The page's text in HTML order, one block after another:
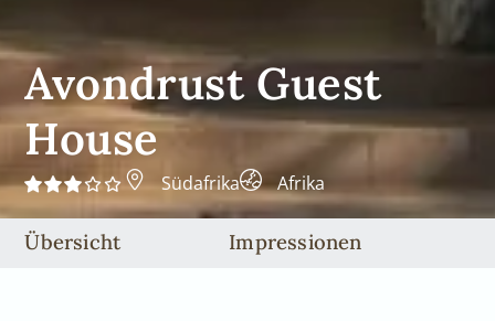
Avondrust Guest
House
Südafrika Afrika
Übersicht Impressionen